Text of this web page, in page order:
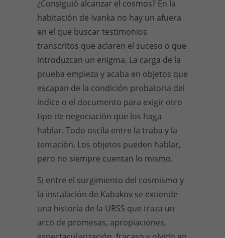
¿Consiguió alcanzar el cosmos? En la
habitación de Ivanka no hay un afuera
en el que buscar testimonios
transcritos que aclaren el suceso o que
introduzcan un enigma. La carga de la
prueba empieza y acaba en objetos que
escapan de la condición probatoria del
índice o el documento para exigir otro
tipo de negociación que los haga
hablar. Todo oscila entre la traba y la
tentación. Los objetos pueden hablar,
pero no siempre cuentan lo mismo.
Si entre el surgimiento del cosmismo y
la instalación de Kabakov se extiende
una historia de la URSS que traza un
arco de promesas, apropiaciones,